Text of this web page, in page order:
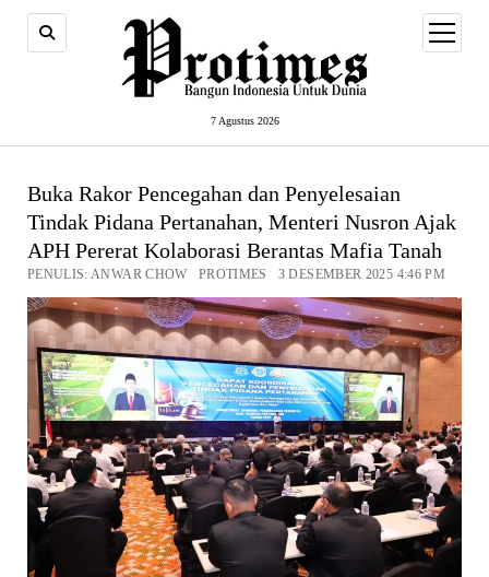
7 Agustus 2026
open
menu
Buka Rakor Pencegahan dan Penyelesaian
Tindak Pidana Pertanahan, Menteri Nusron Ajak
APH Pererat Kolaborasi Berantas Mafia Tanah
PENULIS: ANWAR CHOW PROTIMES 3 DESEMBER 2025 4:46 PM